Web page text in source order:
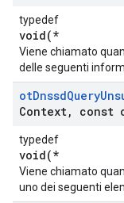
typedef
void(*
Viene chiamato
delle seguenti
otDnssdQuery
Context, const
typedef
void(*
Viene chiamato
uno dei seguenti